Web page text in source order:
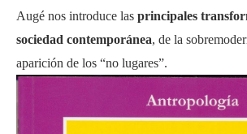
Augé nos introduce las principales
sociedad contemporánea, de la
aparición de los “no lugares”.